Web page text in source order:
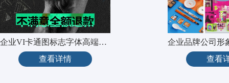
企业VI卡通图标志字体高端头像
查看详情
查看